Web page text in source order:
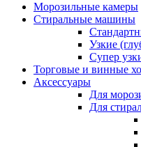
Морозильные камеры
Стиральные машины
Узкие
Супер
Торговые и винные
Аксессуары
Для
Для